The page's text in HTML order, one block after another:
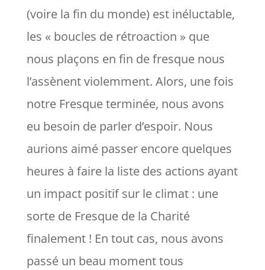
(voire la fin du monde) est inéluctable,
les « boucles de rétroaction » que
nous plaçons en fin de fresque nous
l’assènent violemment. Alors, une fois
notre Fresque terminée, nous avons
eu besoin de parler d’espoir. Nous
aurions aimé passer encore quelques
heures à faire la liste des actions ayant
un impact positif sur le climat : une
sorte de Fresque de la Charité
finalement ! En tout cas, nous avons
passé un beau moment tous